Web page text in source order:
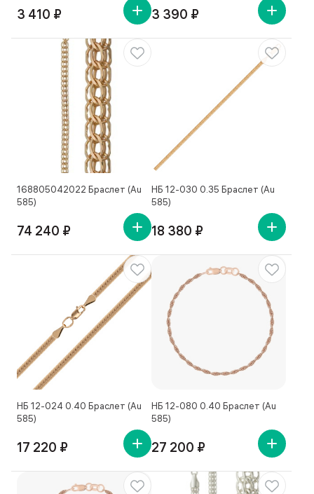
3 410 ₽ 3 390 ₽
168805042022 Браслет (Au
585)
74 240 ₽
НБ 12-030 0.35 Браслет (Au
585)
18 380 ₽
НБ 12-024 0.40 Браслет (Au
585)
17 220 ₽
НБ 12-080 0.40 Браслет (Au
585)
27 200 ₽